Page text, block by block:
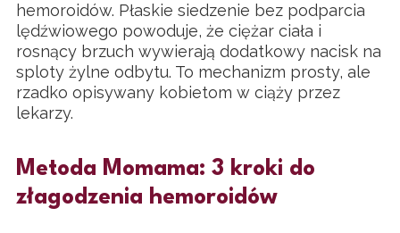
hemoroidów. Płaskie siedzenie bez podparcia
lędźwiowego powoduje, że ciężar ciała i
rosnący brzuch wywierają dodatkowy nacisk na
sploty żylne odbytu. To mechanizm prosty, ale
rzadko opisywany kobietom w ciąży przez
lekarzy.
Metoda Momama: 3 kroki do
złagodzenia hemoroidów